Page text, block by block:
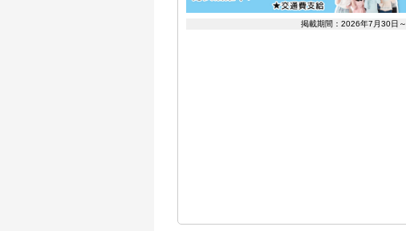
掲載期間：2026年7月30日～